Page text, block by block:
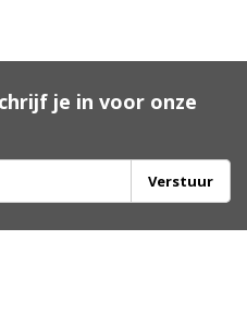
je in voor onze
Verstuur